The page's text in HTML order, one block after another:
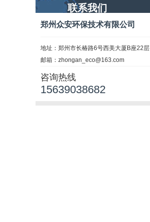
联系我们
郑州众安环保技术有限公司
地址：郑州市长椿路6号西美大厦B座22层
邮箱：zhongan_eco@163.com
咨询热线
15639038682